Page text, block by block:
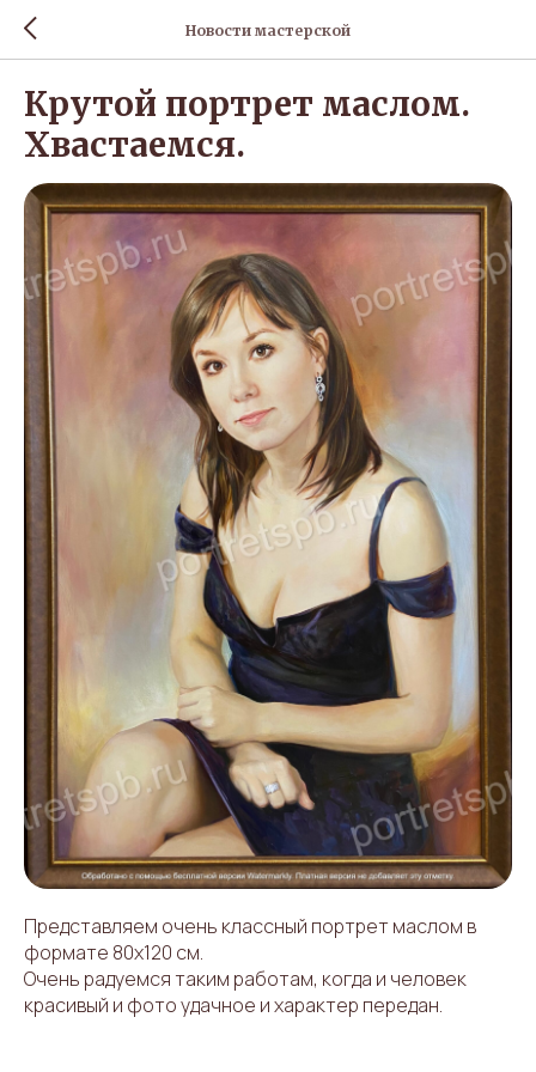
Новости мастерской
Крутой портрет маслом.
Хвастаемся.
Представляем очень классный портрет маслом в
формате 80х120 см.
Очень радуемся таким работам, когда и человек
красивый и фото удачное и характер передан.